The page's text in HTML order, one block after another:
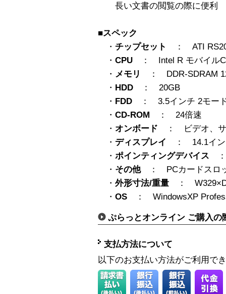
長い文書の閲覧の際に便利
■スペック
・ チップセット
： ATI
・ CPU ： Intel R モバイル
・ メモリ
： DDR-SDRAM
・ HDD ： 20GB
・ FDD ： 3.5インチ 2モー
・ CD-ROM ： 24倍速
・ オンボード ： ビデオ、サ
・ ディスプレイ
： 14.1イン
・ ポインティングデバイス ：
・ その他： PCカードスロッ
・ 外形寸法/重量 ：
・ OS ： WindowsXP
ぷらっとオンライン ご購入の
支払方法について
以下のお支払い方法がご利用で